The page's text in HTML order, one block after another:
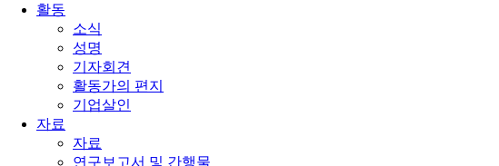
활동
소식
성명
기자회견
활동가의 편지
기업살인
자료
자료
연구보고서 및 간행물